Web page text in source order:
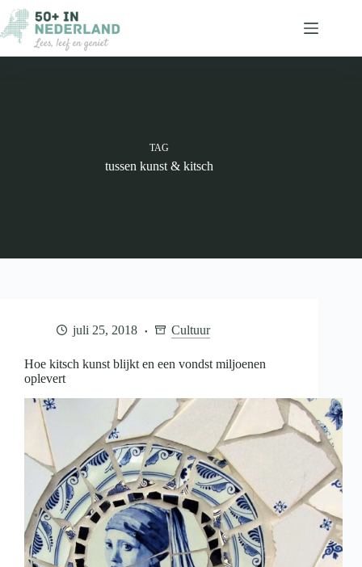
naar
de
inhoud
TAG
tussen kunst & kitsch
juli 25, 2018 Cultuur
Hoe kitsch kunst blijkt en een vondst miljoenen
oplevert